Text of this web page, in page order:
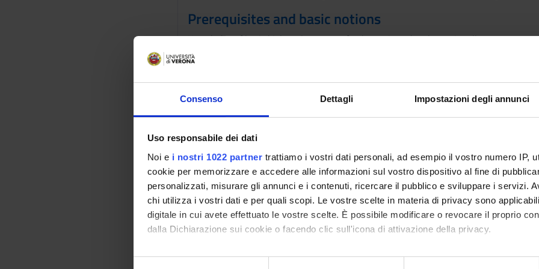
Consenso Dettagli Impostazioni degli annunci
Uso responsabile dei dati
Noi e i nostri 1022 partner trattiamo i vostri dati personali, ad esempio il vostro numero IP,
cookie per memorizzare e accedere alle informazioni sul vostro dispositivo al fine di
personalizzati, misurare gli annunci e i contenuti, ricercare il pubblico e sviluppare i servizi.
chi utilizza i vostri dati e per quali scopi. Le vostre scelte in materia di privacy sono
digitale in cui avete effettuato le vostre scelte. È possibile modificare o revocare il proprio
dalla Dichiarazione sui cookie o facendo clic sull'icona di attivazione della privacy.
Con il tuo consenso, vorremmo anche:
Prerequisites and basic notions
Knowledge of basic biology Structure of eukaryotic and prokaryotic cells.
Structure of bacteria and viruses
Program
Microbiological diagnosis using both traditional methods and molecular biology
identification from biochemistry, genomics, and proteomics. Antimicrobial
approaches. Clonality analysis: from serological methods to genomic approaches,
diagnosis of sepsis. Phages: phage therapy. Phage products (endolysins and others).
bacteriocins. Probiotics. Biosensors and toxin-antitoxin systems. Bacteria and
bacterial pathogenicity and virulence: endotoxins and exotoxins. Microbiota,
Bibliography
Vai alla bibliografia
Visualizza la bibliografia con Leganto,